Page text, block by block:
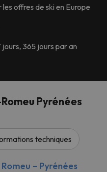
offres de ski en Europe
jours, 365 jours par an
Pyrénées
techniques
– Pyrénées